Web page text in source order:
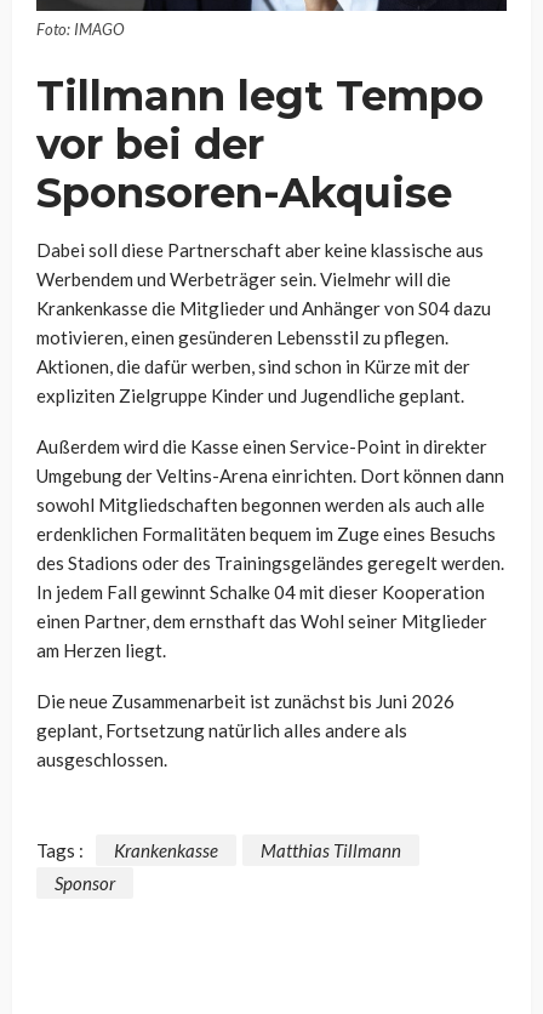
Foto: IMAGO
Tillmann legt Tempo
vor bei der
Sponsoren-Akquise
Dabei soll diese Partnerschaft aber keine klassische aus
Werbendem und Werbeträger sein. Vielmehr will die
Krankenkasse die Mitglieder und Anhänger von S04 dazu
motivieren, einen gesünderen Lebensstil zu pflegen.
Aktionen, die dafür werben, sind schon in Kürze mit der
expliziten Zielgruppe Kinder und Jugendliche geplant.
Außerdem wird die Kasse einen Service-Point in direkter
Umgebung der Veltins-Arena einrichten. Dort können dann
sowohl Mitgliedschaften begonnen werden als auch alle
erdenklichen Formalitäten bequem im Zuge eines Besuchs
des Stadions oder des Trainingsgeländes geregelt werden.
In jedem Fall gewinnt Schalke 04 mit dieser Kooperation
einen Partner, dem ernsthaft das Wohl seiner Mitglieder
am Herzen liegt.
Die neue Zusammenarbeit ist zunächst bis Juni 2026
geplant, Fortsetzung natürlich alles andere als
ausgeschlossen.
Tags : Krankenkasse
Matthias Tillmann
Sponsor